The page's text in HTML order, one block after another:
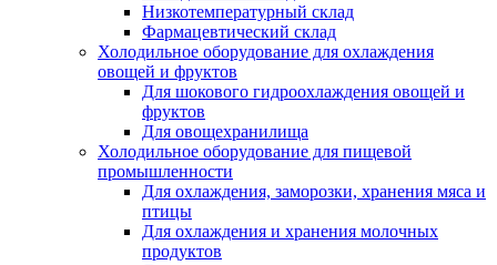
Низкотемпературный склад
Фармацевтический склад
Холодильное оборудование для охлаждения
овощей и фруктов
Для шокового гидроохлаждения овощей и
фруктов
Для овощехранилища
Холодильное оборудование для пищевой
промышленности
Для охлаждения, заморозки, хранения мяса и
птицы
Для охлаждения и хранения молочных
продуктов